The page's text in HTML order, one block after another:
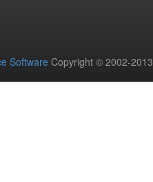
Software Copyright © 2002-2013